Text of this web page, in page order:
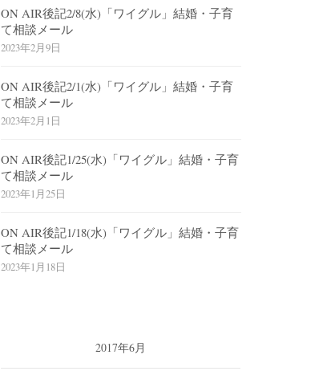
ON AIR後記2/8(水)「ワイグル」結婚・子育
て相談メール
2023年2月9日
ON AIR後記2/1(水)「ワイグル」結婚・子育
て相談メール
2023年2月1日
ON AIR後記1/25(水)「ワイグル」結婚・子育
て相談メール
2023年1月25日
ON AIR後記1/18(水)「ワイグル」結婚・子育
て相談メール
2023年1月18日
2017年6月